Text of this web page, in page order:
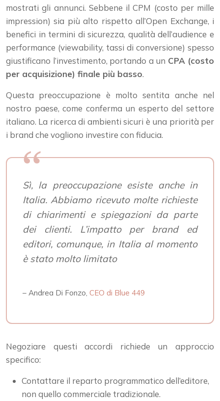
mostrati gli annunci. Sebbene il CPM (costo per mille
impression) sia più alto rispetto all’Open Exchange, i
benefici in termini di sicurezza, qualità dell’audience e
performance (viewability, tassi di conversione) spesso
giustificano l’investimento, portando a un CPA (costo
per acquisizione) finale più basso.
Questa preoccupazione è molto sentita anche nel
nostro paese, come conferma un esperto del settore
italiano. La ricerca di ambienti sicuri è una priorità per
i brand che vogliono investire con fiducia.
Sì, la preoccupazione esiste anche in
Italia. Abbiamo ricevuto molte richieste
di chiarimenti e spiegazioni da parte
dei clienti. L’impatto per brand ed
editori, comunque, in Italia al momento
è stato molto limitato
– Andrea Di Fonzo, CEO di Blue 449
Negoziare questi accordi richiede un approccio
specifico:
Contattare il reparto programmatico dell’editore,
non quello commerciale tradizionale.